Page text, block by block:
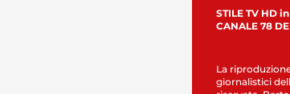
STILE TV HD
CANALE 78
La
giornalistici